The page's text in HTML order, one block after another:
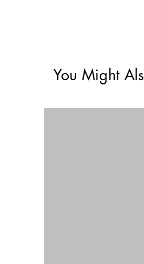
You Might